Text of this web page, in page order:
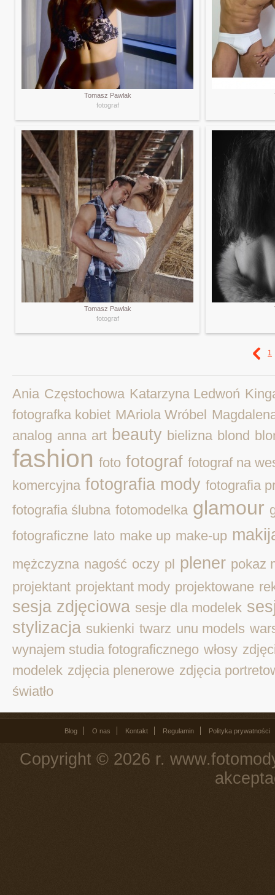
Tomasz Pawlak
fotograf
Tomasz Pawlak
fotograf
1
Ania Częstochowa Katarzyna Ledwoń
fotografka kobiet MAriola Wróbel
analog anna art beauty bielizna blond
fashion foto fotograf fotograf na
komercyjna fotografia mody fotografia
fotografia ślubna fotomodelka glamour
fotograficzne lato make up make-up
mężczyzna nagość oczy pl plener pokaz
projektant projektant mody projektowane
sesja zdjęciowa sesje dla modelek
stylizacja sukienki twarz unu models
wynajem studia fotograficznego włosy
modelek zdjęcia plenerowe zdjęcia
światło
Blog O nas Kontakt Regulamin Polityka prywatności
Copyright © 2026 r.